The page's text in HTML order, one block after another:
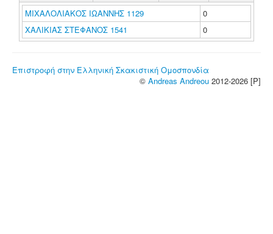
ΜΙΧΑΛΟΛΙΑΚΟΣ ΙΩΑΝΝΗΣ 1129
0
ΧΑΛΙΚΙΑΣ ΣΤΕΦΑΝΟΣ 1541
0
Επιστροφή στην Ελληνική Σκακιστική Ομοσπονδία
© Andreas Andreou 2012-2026 [P]